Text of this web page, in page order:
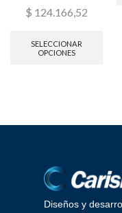
$ 124.166,52
SELECCIONAR
OPCIONES
Diseños y